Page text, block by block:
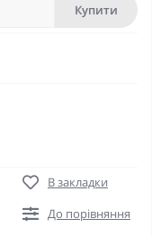
Купити
В закладки
До порівняння